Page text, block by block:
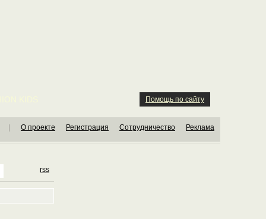
Помощь по сайту
О проекте Регистрация Сотрудничество Реклама
rss